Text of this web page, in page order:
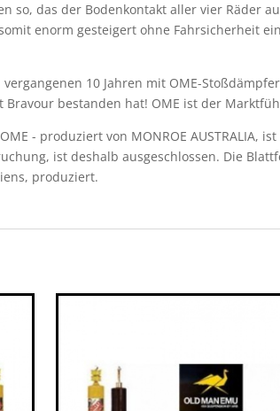
so, das der Bodenkontakt aller vier Räder
enorm gesteigert ohne Fahrsicherheit
10 Jahren mit OME-
bestanden hat! OME ist der
- produziert von MONROE
ist deshalb ausgeschlossen. Die
produziert.